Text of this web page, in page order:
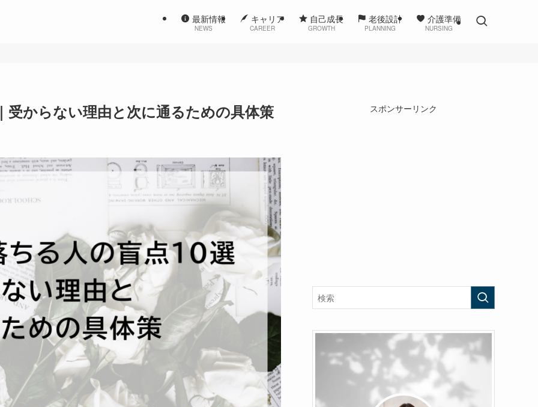
最新情報
NEWS
キャリア
CAREER
自己成長
GROWTH
老後設計
PLANNING
介護準備
NURSING
受からない理由と次に通るための具体策 スポンサーリンク